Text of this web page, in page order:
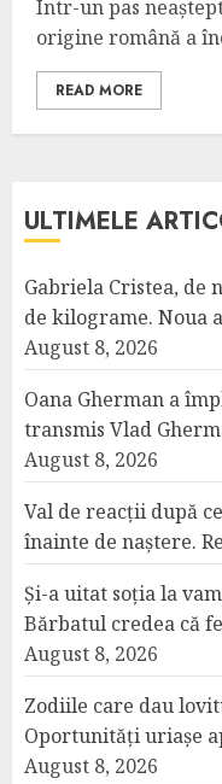
Într-un pas
origine română a
READ MORE
ULTIMELE
Gabriela Cristea, de
de kilograme. Noua
August 8, 2026
Oana Gherman a
transmis Vlad
August 8, 2026
Val de reacții după
înainte de naștere.
Și-a uitat soția la
Bărbatul credea că
August 8, 2026
Zodiile care dau
Oportunități uriașe
August 8, 2026